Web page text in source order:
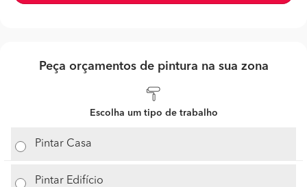
Peça orçamentos de pintura na sua zona
Escolha um tipo de trabalho
Pintar Casa
Pintar Edifício